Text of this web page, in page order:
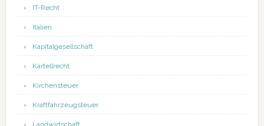
IT-Recht
Italien
Kapitalgesellschaft
Kartellrecht
Kirchensteuer
Kraftfahrzeugsteuer